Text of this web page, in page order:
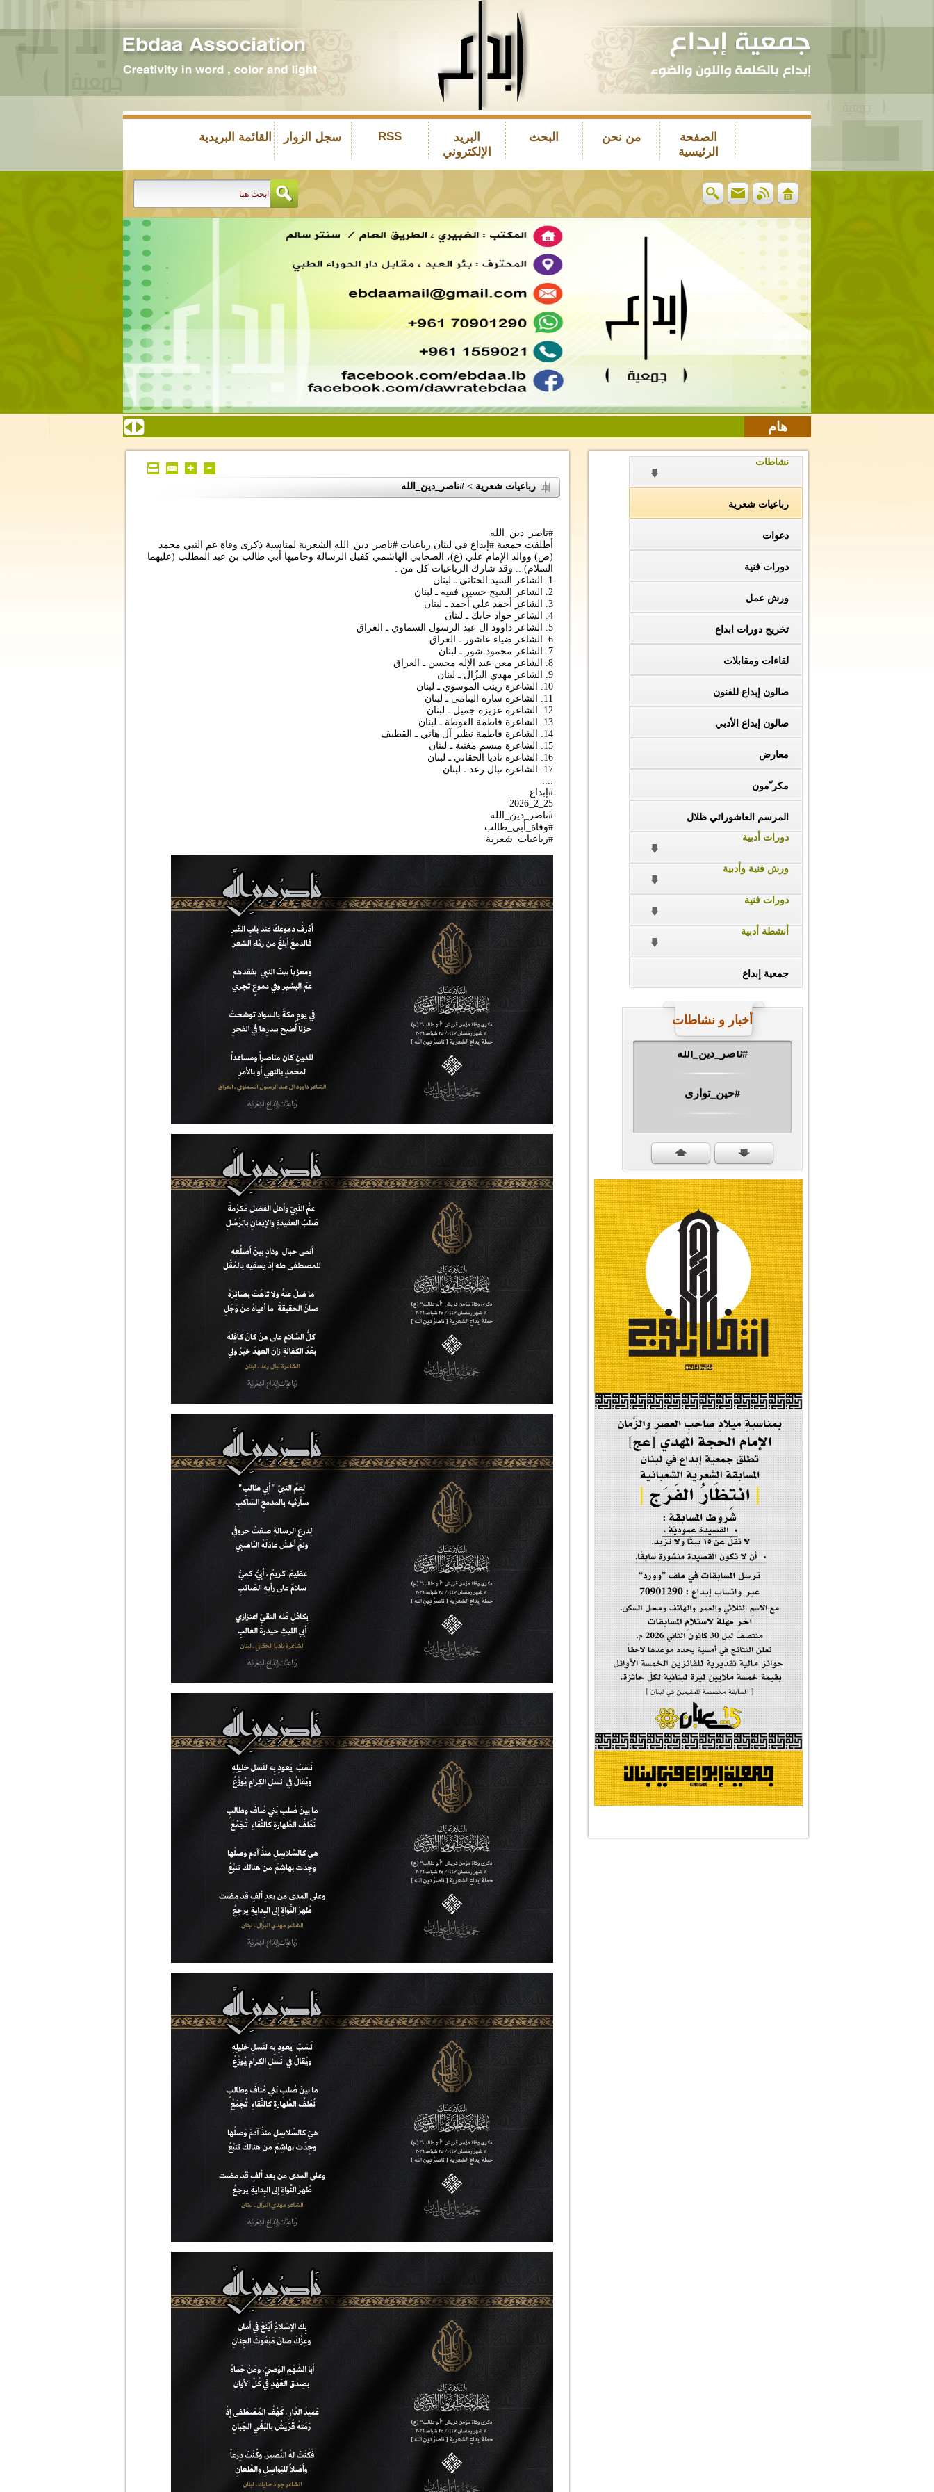
الصفحة
الرئيسية
من نحن البحث
البريد
الإلكتروني
RSS سجل الزوار القائمة البريدية
هام
نشاطات
رباعيات شعرية
دعوات
دورات فنية
ورش عمل
تخريج دورات ابداع
لقاءات ومقابلات
صالون إبداع للفنون
صالون إبداع الأدبي
معارض
مكر ّمون
المرسم العاشورائي ظلال
دورات أدبية
ورش فنية وأدبية
دورات فنية
أنشطة أدبية
جمعية إبداع
أخبار و نشاطات
#ناصر_دين_الله
#سنكمل_الطريق
#تبريكات_انتصار_�...
#نداء_الأنبياء
#شجرة_النبوة
#وأنا_على_دين_محم...
#بأمانة_موسى_بن_ج...
#إيران_حرم_فاطمة ...
| #فخر_المخدرات |
#صحيفة_المؤمن
إحتفالية #رياحين...
إحتفالية تكريم ا...
#فاطمة_روحي
مولد السيدة #الز�...
#أم_الشهداء
#النجم_الثاقب
#الصديقة_الشهيدة
#على_اُهبة_الدم
رباعيات شعرية > #ناصر_دين_الله
#ناصر_دين_الله
أطلقت جمعية #إبداع في لبنان رباعيات #ناصر_دين_الله الشعرية لمناسبة ذكرى وفاة عم النبي محمد
(ص) ووالد الإمام علي (ع)، الصحابي الهاشمي كفيل الرسالة وحاميها أبي طالب بن عبد المطلب (عليهما
السلام) .. وقد شارك الرباعيات كل من :
1. الشاعر السيد الحتاني ـ لبنان
2. الشاعر الشيخ حسين فقيه ـ لبنان
3. الشاعر أحمد علي أحمد ـ لبنان
4. الشاعر جواد حايك ـ لبنان
5. الشاعر داوود ال عبد الرسول السماوي ـ العراق
6. الشاعر ضياء عاشور ـ العراق
7. الشاعر محمود شور ـ لبنان
8. الشاعر معن عبد الإله محسن ـ العراق
9. الشاعر مهدي البزّال ـ لبنان
10. الشاعرة زينب الموسوي ـ لبنان
11. الشاعرة سارة اليتامى ـ لبنان
12. الشاعرة عزيزة جميل ـ لبنان
13. الشاعرة فاطمة العوطة ـ لبنان
14. الشاعرة فاطمة نظير آل هاني ـ القطيف
15. الشاعرة ميسم مغنية ـ لبنان
16. الشاعرة ناديا الحقاني ـ لبنان
17. الشاعرة نبال رعد ـ لبنان
....
#إبداع
25_2_2026
#ناصر_دين_الله
#وفاة_أبي_طالب
#رباعيات_شعرية